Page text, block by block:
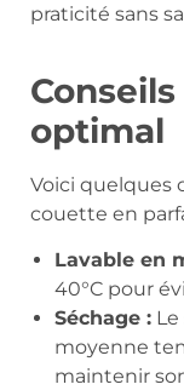
praticité sans
optimal
Voici quelques
couette en
Lavable en
40°C pour
Séchage :
moyenne
maintenir